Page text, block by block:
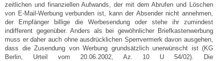
zeitlichen und finanziellen Aufwands, der mit dem Abrufen und Löschen
von E-Mail-Werbung verbunden ist, kann der Absender nicht annehmen,
der Empfänger billige die Werbesendung oder stehe ihr zumindest
indifferent gegenüber. Anders als bei gewöhnlicher Briefkastenwerbung
muss er daher auch ohne ausdrücklichen Sperrvermerk davon ausgehen,
dass die Zusendung von Werbung grundsätzlich unerwünscht ist (KG
Berlin, Urteil vom 20.06.2002, Az. 10 U 54/02). Die